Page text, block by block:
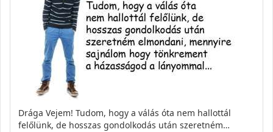
Drága Vejem! Tudom, hogy a válás óta nem hallottál
felőlünk, de hosszas gondolkodás után szeretném…